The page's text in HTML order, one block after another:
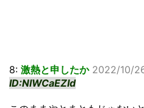
8: 激熱と申したか 2022/10/
ID:NlWCaEZId